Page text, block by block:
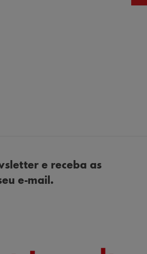
e receba as
e-mail.